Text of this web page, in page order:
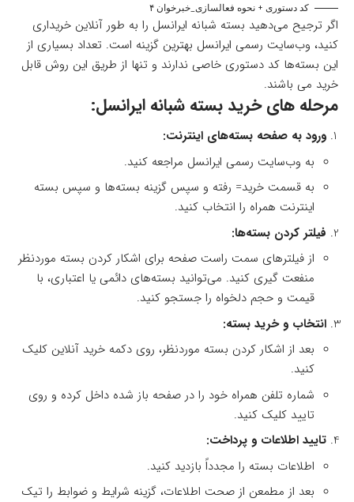
کد دستوری + نحوه فعالسازی_خبرخوان ۴
اگر ترجیح می‌دهید بسته شبانه ایرانسل را به طور آنلاین خریداری
کنید، وب‌سایت رسمی ایرانسل بهترین گزینه است. تعداد بسیاری از
این بسته‌ها کد دستوری خاصی ندارند و تنها از طریق این روش قابل
خرید می باشند.
مرحله های خرید بسته شبانه ایرانسل:
ورود به صفحه بسته‌های اینترنت:
به وب‌سایت رسمی ایرانسل مراجعه کنید.
به قسمت خرید= رفته و سپس گزینه بسته‌ها و سپس بسته
اینترنت همراه را انتخاب کنید.
فیلتر کردن بسته‌ها:
از فیلترهای سمت راست صفحه برای اشکار کردن بسته موردنظر
منفعت گیری کنید. می‌توانید بسته‌های دائمی یا اعتباری، با
قیمت و حجم دلخواه را جستجو کنید.
انتخاب و خرید بسته:
بعد از اشکار کردن بسته موردنظر، روی دکمه خرید آنلاین کلیک
کنید.
شماره تلفن همراه خود را در صفحه باز شده داخل کرده و روی
تایید کلیک کنید.
تایید اطلاعات و پرداخت:
اطلاعات بسته را مجدداً بازدید کنید.
بعد از مطمعن از صحت اطلاعات، گزینه شرایط و ضوابط را تیک